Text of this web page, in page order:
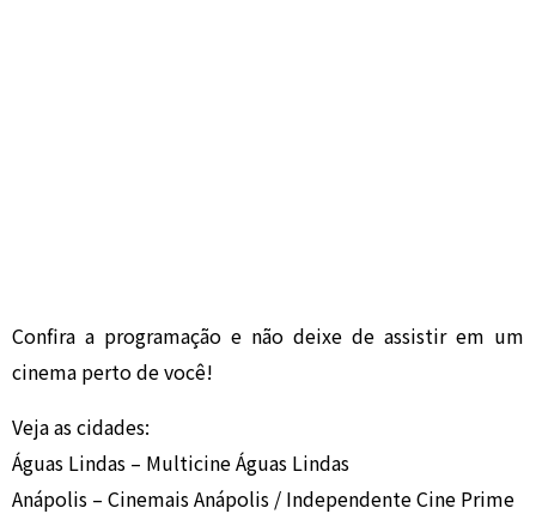
Confira a programação e não deixe de assistir em um
cinema perto de você!
Veja as cidades:
Águas Lindas – Multicine Águas Lindas
Anápolis – Cinemais Anápolis / Independente Cine Prime